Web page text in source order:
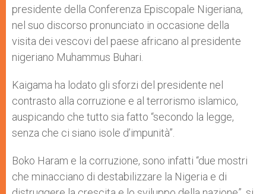
presidente della Conferenza Episcopale Nigeriana,
nel suo discorso pronunciato in occasione della
visita dei vescovi del paese africano al presidente
nigeriano Muhammus Buhari.
Kaigama ha lodato gli sforzi del presidente nel
contrasto alla corruzione e al terrorismo islamico,
auspicando che tutto sia fatto “secondo la legge,
senza che ci siano isole d’impunità”.
Boko Haram e la corruzione, sono infatti “due mostri
che minacciano di destabilizzare la Nigeria e di